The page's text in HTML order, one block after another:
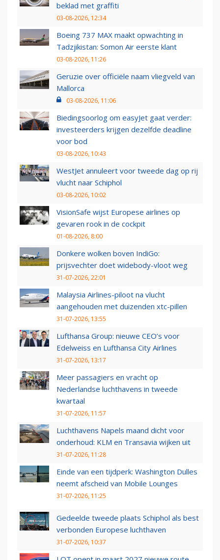
beklad met graffiti
03-08-2026, 12:34
Boeing 737 MAX maakt opwachting in
Tadzjikistan: Somon Air eerste klant
03-08-2026, 11:26
Geruzie over officiële naam vliegveld van
Mallorca
03-08-2026, 11:06
Biedingsoorlog om easyJet gaat verder:
investeerders krijgen dezelfde deadline
voor bod
03-08-2026, 10:43
WestJet annuleert voor tweede dag op rij
vlucht naar Schiphol
03-08-2026, 10:02
VisionSafe wijst Europese airlines op
gevaren rook in de cockpit
01-08-2026, 8:00
Donkere wolken boven IndiGo:
prijsvechter doet widebody-vloot weg
31-07-2026, 22:01
Malaysia Airlines-piloot na vlucht
aangehouden met duizenden xtc-pillen
31-07-2026, 13:55
Lufthansa Group: nieuwe CEO’s voor
Edelweiss en Lufthansa City Airlines
31-07-2026, 13:17
Meer passagiers en vracht op
Nederlandse luchthavens in tweede
kwartaal
31-07-2026, 11:57
Luchthavens Napels maand dicht voor
onderhoud: KLM en Transavia wijken uit
31-07-2026, 11:28
Einde van een tijdperk: Washington Dulles
neemt afscheid van Mobile Lounges
31-07-2026, 11:25
Gedeelde tweede plaats Schiphol als best
verbonden Europese luchthaven
31-07-2026, 10:37